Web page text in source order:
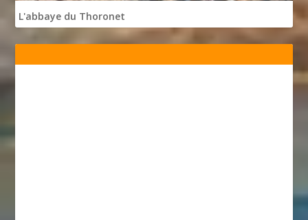
L'abbaye du Thoronet